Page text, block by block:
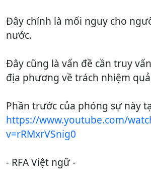
Đây chính là mối nguy cho
nước.
Đây cũng là vấn đề cần truy
địa phương về trách nhiệm
Phần trước của phóng sự này
https://www.youtube.com/
v=rRMxrVSnig0
- RFA Việt ngữ -